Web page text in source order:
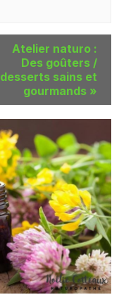
Atelier naturo :
Des goûters /
desserts sains et
gourmands »